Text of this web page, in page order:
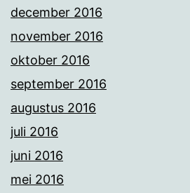
december 2016
november 2016
oktober 2016
september 2016
augustus 2016
juli 2016
juni 2016
mei 2016